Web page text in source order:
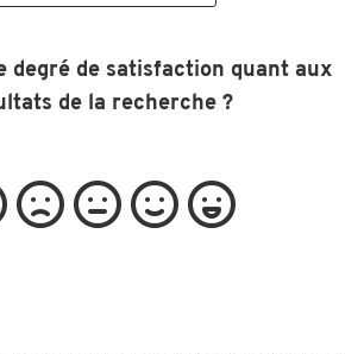
degré de satisfaction quant aux
de la recherche ?